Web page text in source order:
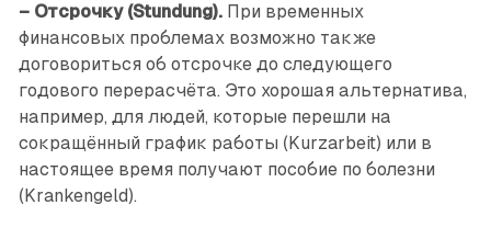
– Отсрочку (Stundung).При временных
финансовых проблемах возможно также
договориться об отсрочке до следующего
годового перерасчёта. Это хорошая альтернатива,
например, для людей, которые перешли на
сокращённый график работы (Kurzarbeit) или в
настоящее время получают пособие по болезни
(Krankengeld).